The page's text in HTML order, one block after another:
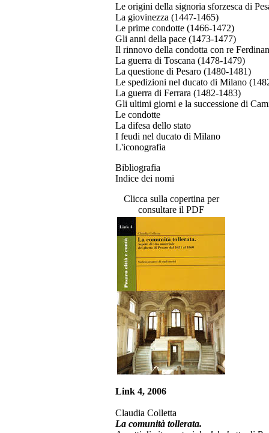
Le origini della signoria sforzesca di
La giovinezza (1447-1465)
Le prime condotte (1466-1472)
Gli anni della pace (1473-1477)
Il rinnovo della condotta con re
La guerra di Toscana (1478-1479)
La questione di Pesaro (1480-1481)
Le spedizioni nel ducato di Milano
La guerra di Ferrara (1482-1483)
Gli ultimi giorni e la successione di
Le condotte
La difesa dello stato
I feudi nel ducato di Milano
L'iconografia
Bibliografia
Indice dei nomi
Clicca sulla copertina per
consultare il PDF
Link 4, 2006
Claudia Colletta
La comunità tollerata.